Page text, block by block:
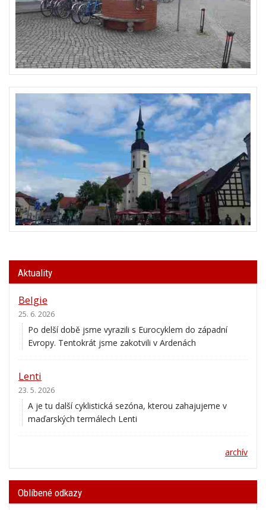
Aktuality
Belgie
25. 6. 2026
Po delší době jsme vyrazili s Eurocyklem do západní
Evropy. Tentokrát jsme zakotvili v Ardenách
Lenti
23. 5. 2026
A je tu další cyklistická sezóna, kterou zahajujeme v
maďarských termálech Lenti
archív
Oblíbené odkazy